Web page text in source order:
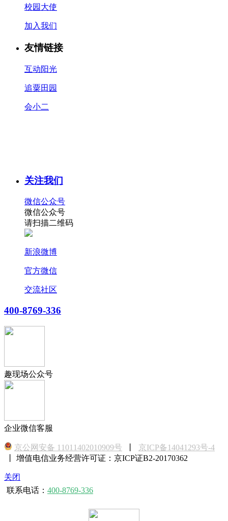
校园大使
加入我们
友情链接
互动阳光
追粟田园
会小二
关注我们
微信公众号
微信公众号
请扫描二维码
新浪微博
官方微信
交流社区
400-8769-336
趣现场公众号
企业微信客服
京公网安备 11011402010909号
京ICP备14041293号-4
丨 增值电信业务经营许可证：京ICP证B2-20170362
关闭
联系电话： 400-8769-336